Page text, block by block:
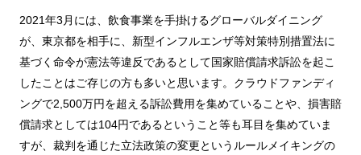
2021年3月には、飲食事業を手掛けるグローバルダイニング
が、東京都を相手に、新型インフルエンザ等対策特別措置法に
基づく命令が憲法等違反であるとして国家賠償請求訴訟を起こ
したことはご存じの方も多いと思います。クラウドファンディ
ングで2,500万円を超える訴訟費用を集めていることや、損害賠
償請求としては104円であるということ等も耳目を集めていま
すが、裁判を通じた立法政策の変更というルールメイキングの